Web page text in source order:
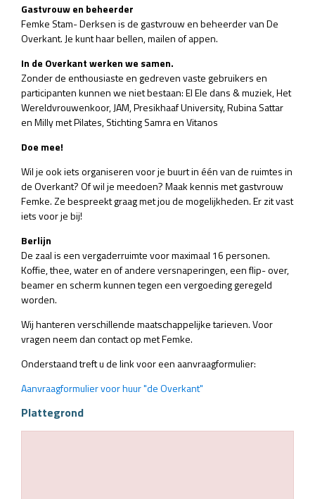
Gastvrouw en beheerder
Femke Stam- Derksen is de gastvrouw en beheerder van De
Overkant. Je kunt haar bellen, mailen of appen.
In de Overkant werken we samen.
Zonder de enthousiaste en gedreven vaste gebruikers en
participanten kunnen we niet bestaan: El Ele dans & muziek, Het
Wereldvrouwenkoor, JAM, Presikhaaf University, Rubina Sattar
en Milly met Pilates, Stichting Samra en Vitanos
Doe mee!
Wil je ook iets organiseren voor je buurt in één van de ruimtes in
de Overkant? Of wil je meedoen? Maak kennis met gastvrouw
Femke. Ze bespreekt graag met jou de mogelijkheden. Er zit vast
iets voor je bij!
Berlijn
De zaal is een vergaderruimte voor maximaal 16 personen.
Koffie, thee, water en of andere versnaperingen, een flip- over,
beamer en scherm kunnen tegen een vergoeding geregeld
worden.
Wij hanteren verschillende maatschappelijke tarieven. Voor
vragen neem dan contact op met Femke.
Onderstaand treft u de link voor een aanvraagformulier:
Aanvraagformulier voor huur "de Overkant"
Plattegrond